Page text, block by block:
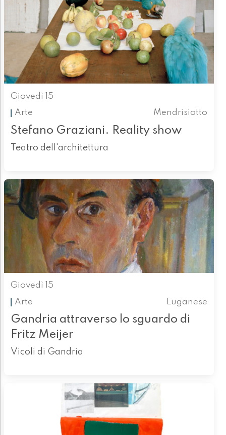
Giovedì 15
Arte
Mendrisiotto
Stefano Graziani. Reality show
Teatro dell'architettura
Giovedì 15
Arte
Luganese
Gandria attraverso lo sguardo di
Fritz Meijer
Vicoli di Gandria